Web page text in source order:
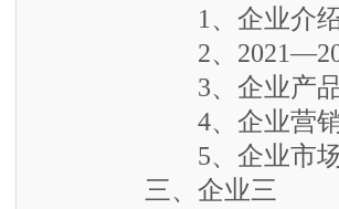
1、企业介绍与桥
2、2021—2025
3、企业产品投
4、企业营销渠
5、企业市场竞争
三、企业三